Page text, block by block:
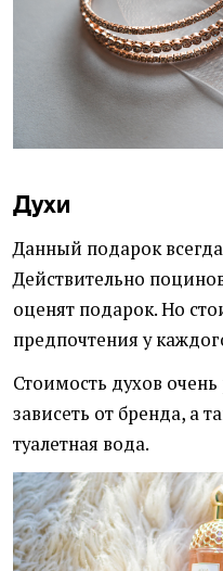
Духи
Данный подарок
Действительно
оценят подарок. Но
предпочтения у
Стоимость духов очень
зависеть от бренда, а
туалетная вода.